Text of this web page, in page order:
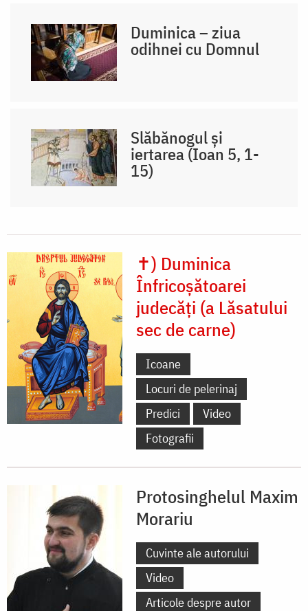
Duminica – ziua
odihnei cu Domnul
Slăbănogul și
iertarea (Ioan 5, 1-
15)
✝) Duminica
Înfricoșătoarei
judecăți (a Lăsatului
sec de carne)
Icoane
Locuri de pelerinaj
Predici
Video
Fotografii
Protosinghelul Maxim
Morariu
Cuvinte ale autorului
Video
Articole despre autor